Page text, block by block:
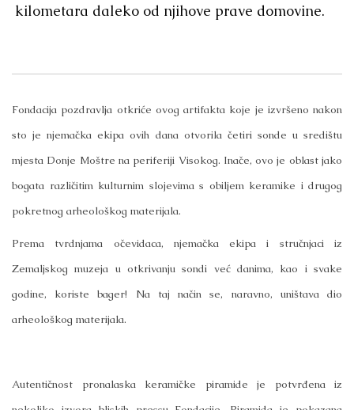
kilometara daleko od njihove prave domovine.
Fondacija pozdravlja otkriće ovog artifakta koje je izvršeno nakon
sto je njemačka ekipa ovih dana otvorila četiri sonde u središtu
mjesta Donje Moštre na periferiji Visokog. Inače, ovo je oblast jako
bogata različitim kulturnim slojevima s obiljem keramike i drugog
pokretnog arheološkog materijala.
Prema tvrdnjama očevidaca, njemačka ekipa i stručnjaci iz
Zemaljskog muzeja u otkrivanju sondi već danima, kao i svake
godine, koriste bager! Na taj način se, naravno, uništava dio
arheološkog materijala.
Autentičnost pronalaska keramičke piramide je potvrđena iz